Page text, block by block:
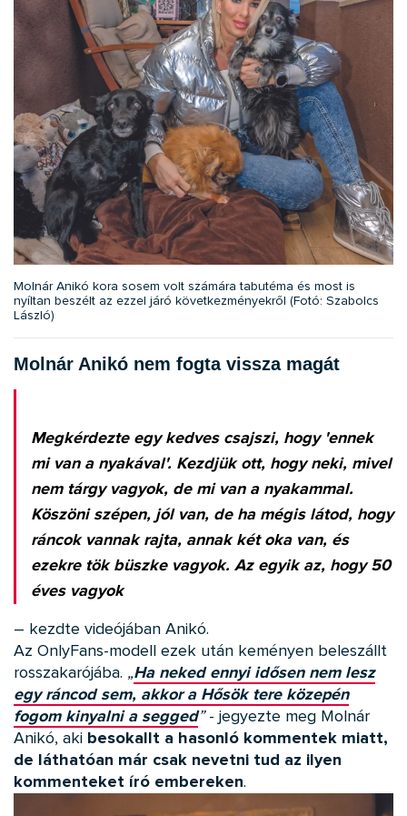
Molnár Anikó kora sosem volt számára tabutéma és most is
nyíltan beszélt az ezzel járó következményekről (Fotó: Szabolcs
László)
Molnár Anikó nem fogta vissza magát
Megkérdezte egy kedves csajszi, hogy 'ennek
mi van a nyakával'. Kezdjük ott, hogy neki, mivel
nem tárgy vagyok, de mi van a nyakammal.
Köszöni szépen, jól van, de ha mégis látod, hogy
ráncok vannak rajta, annak két oka van, és
ezekre tök büszke vagyok. Az egyik az, hogy 50
éves vagyok
– kezdte videójában Anikó.
Az OnlyFans-modell ezek után keményen beleszállt
rosszakarójába. „Ha neked ennyi idősen nem lesz
egy ráncod sem, akkor a Hősök tere közepén
fogom kinyalni a segged”- jegyezte meg Molnár
Anikó, aki besokallt a hasonló kommentek miatt,
de láthatóan már csak nevetni tud az ilyen
kommenteket író embereken.